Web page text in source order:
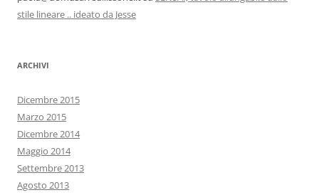
stile lineare .. ideato da Jesse
ARCHIVI
Dicembre 2015
Marzo 2015
Dicembre 2014
Maggio 2014
Settembre 2013
Agosto 2013